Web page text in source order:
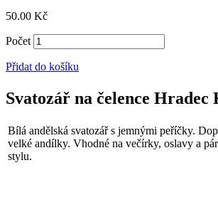
50.00 Kč
Počet
Přidat do košíku
Svatozář na čelence Hradec
Bílá andělská svatozář s jemnými peříčky.
velké andílky. Vhodné na večírky, oslavy a
stylu.